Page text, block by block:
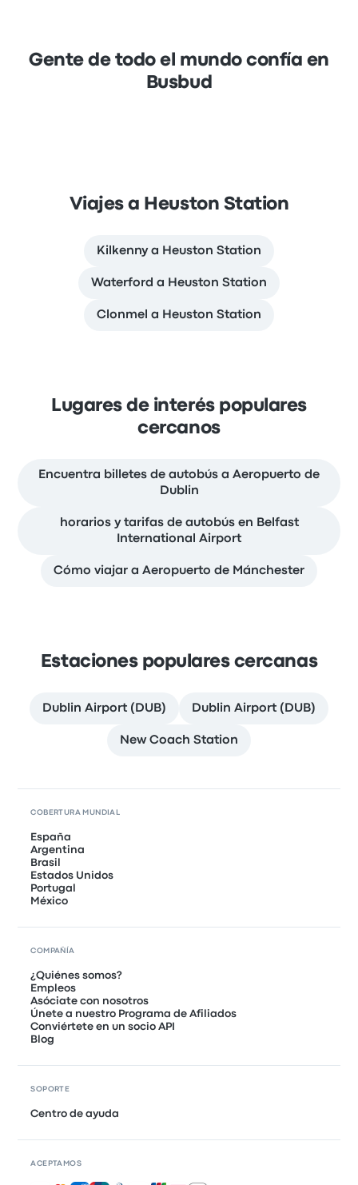
Gente de todo el mundo confía en
Busbud
Viajes a Heuston Station
Kilkenny a Heuston Station
Waterford a Heuston Station
Clonmel a Heuston Station
Lugares de interés populares
cercanos
Encuentra billetes de autobús a Aeropuerto de
Dublin
horarios y tarifas de autobús en Belfast
International Airport
Cómo viajar a Aeropuerto de Mánchester
Estaciones populares cercanas
Dublin Airport (DUB) Dublin Airport (DUB)
New Coach Station
COBERTURA MUNDIAL
España
Argentina
Brasil
Estados Unidos
Portugal
México
COMPAÑÍA
¿Quiénes somos?
Empleos
Asóciate con nosotros
Únete a nuestro Programa de Afiliados
Conviértete en un socio API
Blog
SOPORTE
Centro de ayuda
ACEPTAMOS